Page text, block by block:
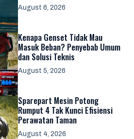
August 6, 2026
Kenapa Genset Tidak Mau
Masuk Beban? Penyebab Umum
dan Solusi Teknis
August 5, 2026
Sparepart Mesin Potong
Rumput 4 Tak Kunci Efisiensi
Perawatan Taman
August 4, 2026